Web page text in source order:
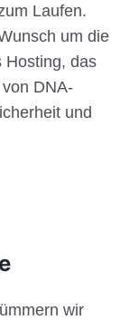
Laufen.
um die
Hosting, das
DNA-
und
wir